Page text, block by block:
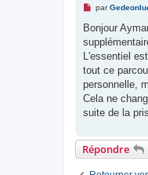
M
s
a
g
n
o
l
u
par
Bonjour
L'essentiel
tout ce
personnelle,
Cela ne
suite de la
Répondre